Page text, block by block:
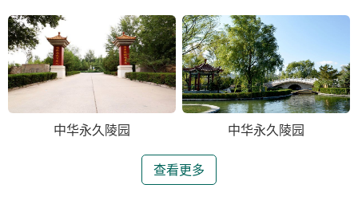
中华永久陵园 中华永久陵园
查看更多